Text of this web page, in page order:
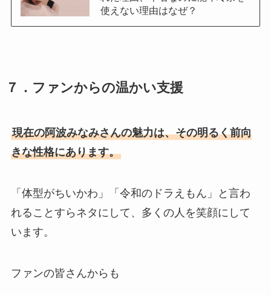
使えない理由はなぜ？
７． ファンからの温かい支援
現在の阿波みなみさんの魅力は、その明るく前向
きな性格にあります。
「体型がちいかわ」「令和のドラえもん」と言わ
れることすらネタにして、多くの人を笑顔にして
います。
ファンの皆さんからも